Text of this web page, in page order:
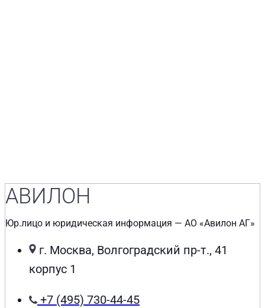
АВИЛОН
Юр.лицо и юридическая информация — АО «Авилон АГ»
г. Москва, Волгоградский пр-т., 41
корпус 1
+7 (495) 730-44-45